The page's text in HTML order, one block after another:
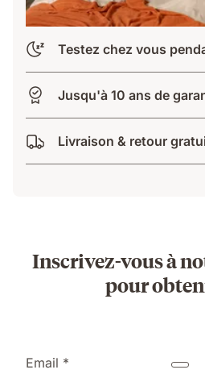
Testez chez vous
Jusqu'à 10 ans de
Livraison & retour
Inscrivez-vous à
pour
Email *